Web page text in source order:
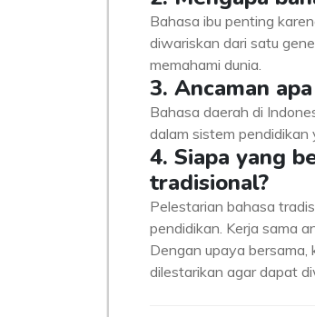
Bahasa ibu penting
diwariskan dari satu
memahami dunia.
3. Ancaman
Bahasa daerah di
dalam sistem
4. Siapa yang
tradisional?
Pelestarian bahasa
pendidikan. Kerja sama
Dengan upaya
dilestarikan agar dapat